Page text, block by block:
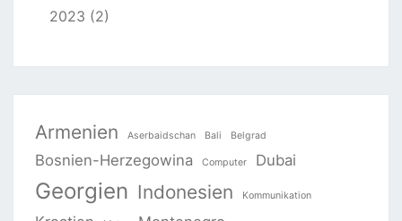
2023 (2)
Armenien Aserbaidschan Bali Belgrad
Bosnien-Herzegowina Computer Dubai
Georgien Indonesien Kommunikation